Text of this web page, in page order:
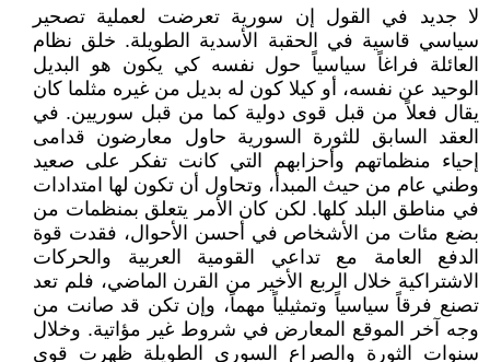
لا جديد في القول إن سورية تعرضت لعملية تصحير
سياسي قاسية في الحقبة الأسدية الطويلة. خلق نظام
العائلة فراغاً سياسياً حول نفسه كي يكون هو البديل
الوحيد عن نفسه، أو كيلا كون له بديل من غيره مثلما كان
يقال فعلاً من قبل قوى دولية كما من قبل سوريين. في
العقد السابق للثورة السورية حاول معارضون قدامى
إحياء منظماتهم وأحزابهم التي كانت تفكر على صعيد
وطني عام من حيث المبدأ، وتحاول أن تكون لها امتدادات
في مناطق البلد كلها. لكن كان الأمر يتعلق بمنظمات من
بضع مئات من الأشخاص في أحسن الأحوال، فقدت قوة
الدفع العامة مع تداعي القومية العربية والحركات
الاشتراكية خلال الربع الأخير من القرن الماضي، فلم تعد
تصنع فرقاً سياسياً وتمثيلياً مهماً، وإن تكن قد صانت من
وجه آخر الموقع المعارض في شروط غير مؤاتية. وخلال
سنوات الثورة والصراع السوري الطويلة ظهرت قوى